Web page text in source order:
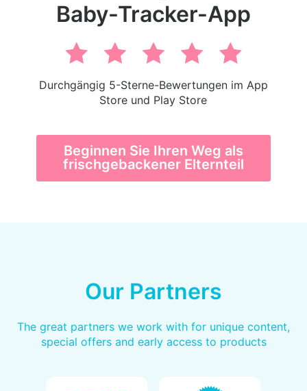
Baby-Tracker-App
Durchgängig 5-Sterne-Bewertungen im App
Store und Play Store
Beginnen Sie Ihren Weg als
frischgebackener Elternteil
Our Partners
The great partners we work with for unique content,
special offers and early access to products